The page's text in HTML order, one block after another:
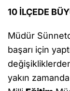
10 İLÇEDE
Müdür
başarı için
yakın